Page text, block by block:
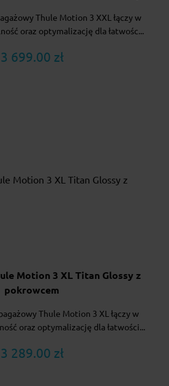
Thule Motion 3 XXL łączy w
oraz optymalizację dla łatwośc...
3 699.00 zł
Motion 3 XL Titan Glossy z
pokrowcem
Thule Motion 3 XL łączy w
oraz optymalizację dla łatwości...
3 289.00 zł